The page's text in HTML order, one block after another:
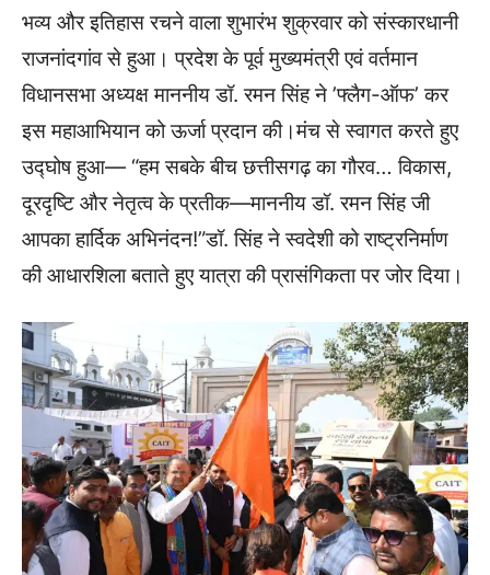
भव्य और इतिहास रचने वाला शुभारंभ शुक्रवार को संस्कारधानी
राजनांदगांव से हुआ। प्रदेश के पूर्व मुख्यमंत्री एवं वर्तमान
विधानसभा अध्यक्ष माननीय डॉ. रमन सिंह ने ’फ्लैग-ऑफ’ कर
इस महाआभियान को ऊर्जा प्रदान की।मंच से स्वागत करते हुए
उद्घोष हुआ— “हम सबके बीच छत्तीसगढ़ का गौरव… विकास,
दूरदृष्टि और नेतृत्व के प्रतीक—माननीय डॉ. रमन सिंह जी
आपका हार्दिक अभिनंदन!”डॉ. सिंह ने स्वदेशी को राष्ट्रनिर्माण
की आधारशिला बताते हुए यात्रा की प्रासंगिकता पर जोर दिया।